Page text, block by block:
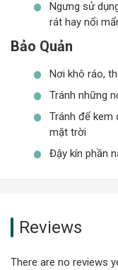
Ngưng sử
rát hay nổi
Bảo Quản
Nơi khô ráo,
Tránh những
Tránh để kem
mặt trời
Đậy kín phần
Reviews
There are no reviews